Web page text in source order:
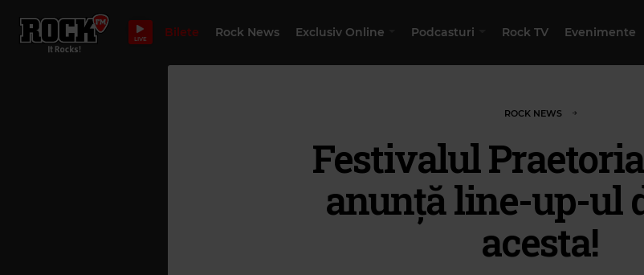
LIVE Bilete Rock News Exclusiv Online Podcasturi Rock TV Evenimente
ROCK NEWS
Festivalul
anunță line-up-ul
acesta!